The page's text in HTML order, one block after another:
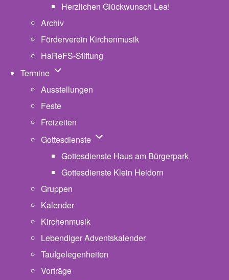
Herzlichen Glückwunsch Lea!
Archiv
Förderverein Kirchenmusik
HaReFS-Stiftung
Termine Unternavigation von Termine
Ausstellungen
Feste
Freizeiten
Gottesdienste Unternavigation von Gottesdienste
Gottesdienste Haus am Bürgerpark
Gottesdienste Klein Heidorn
Gruppen
Kalender
Kirchenmusik
Lebendiger Adventskalender
Taufgelegenheiten
Vorträge